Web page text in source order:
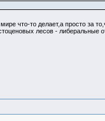
что-то делает,а просто за
лесов - либеральные